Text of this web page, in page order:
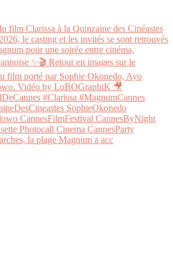
la plage Magnum a acc